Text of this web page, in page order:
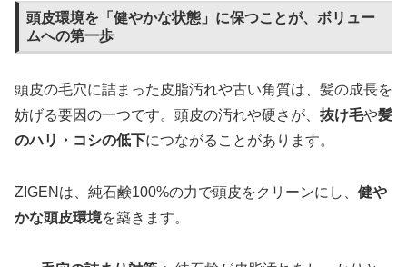
頭皮環境を「健やかな状態」に保つことが、ボリュー
ムへの第一歩
頭皮の毛穴に詰まった皮脂汚れや古い角質は、髪の成長を
妨げる要因の一つです。頭皮の汚れや硬さが、 抜け毛や髪
のハリ・コシの低下につながることがあります。
ZIGENは、純石鹸100%の力で頭皮をクリーンにし、 健や
かな頭皮環境を築きます。